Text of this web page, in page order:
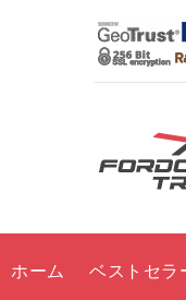
ホーム ベストセラ